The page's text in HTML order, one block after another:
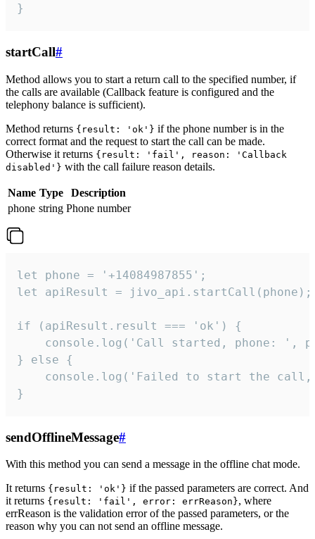
}
startCall#
Method allows you to start a return call to the specified number, if
the calls are available (Callback feature is configured and the
telephony balance is sufficient).
Method returns {result: 'ok'} if the phone number is in the
correct format and the request to start the call can be made.
Otherwise it returns {result: 'fail', reason: 'Callback
disabled'} with the call failure reason details.
Name Type
Description
phone string Phone number
let phone = '+14084987855';
let apiResult = jivo_api.startCall(phone);
if (apiResult.result === 'ok') {
console.log('Call started, phone: ',
} else {
console.log('Failed to start the
}
sendOfflineMessage#
With this method you can send a message in the offline chat mode.
It returns {result: 'ok'} if the passed parameters are correct. And
it returns {result: 'fail', error: errReason}, where
errReason is the validation error of the passed parameters, or the
reason why you can not send an offline message.